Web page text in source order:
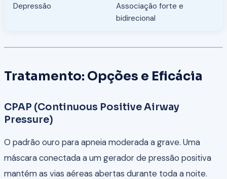
Depressão
Associação forte e
bidirecional
Tratamento: Opções e Eficácia
CPAP (Continuous Positive Airway
Pressure)
O padrão ouro para apneia moderada a grave. Uma
máscara conectada a um gerador de pressão positiva
mantém as vias aéreas abertas durante toda a noite.